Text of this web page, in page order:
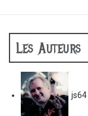
Les Auteurs
js64